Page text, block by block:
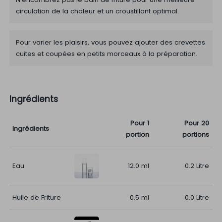
circulation de la chaleur et un croustillant optimal.
Pour varier les plaisirs, vous pouvez ajouter des crevettes
cuites et coupées en petits morceaux à la préparation.
Ingrédients
Ingrédients
Pour 1
portion
Pour 20
portions
Eau 12.0 ml 0.2 Litre
Huile de Friture 0.5 ml 0.0 Litre